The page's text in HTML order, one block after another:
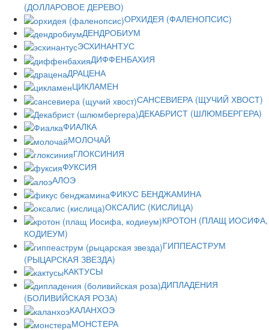
(ДОЛЛАРОВОЕ ДЕРЕВО)
ОРХИДЕЯ (ФАЛЕНОПСИС)
ДЕНДРОБИУМ
ЭСХИНАНТУС
ДИФФЕНБАХИЯ
ДРАЦЕНА
ЦИКЛАМЕН
САНСЕВИЕРА (ЩУЧИЙ ХВОСТ)
ДЕКАБРИСТ (ШЛЮМБЕРГЕРА)
ФИАЛКА
МОЛОЧАЙ
ГЛОКСИНИЯ
ФУКСИЯ
АЛОЭ
ФИКУС БЕНДЖАМИНА
ОКСАЛИС (КИСЛИЦА)
КРОТОН (ПЛАЩ ИОСИФА,
КОДИЕУМ)
ГИППЕАСТРУМ
(РЫЦАРСКАЯ ЗВЕЗДА)
КАКТУСЫ
ДИПЛАДЕНИЯ
(БОЛИВИЙСКАЯ РОЗА)
КАЛАНХОЭ
МОНСТЕРА